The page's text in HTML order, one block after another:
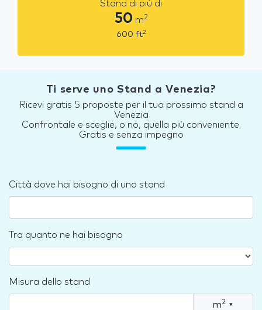
Stand di più di
50 m2
600 ft2
Ti serve uno Stand a Venezia?
Ricevi gratis 5 proposte per il tuo prossimo stand a
Venezia
Confrontale e sceglie, o no, quella più conveniente.
Gratis e senza impegno
Città dove hai bisogno di uno stand
Tra quanto ne hai bisogno
Misura dello stand
m2 ▾